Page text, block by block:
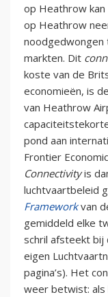
op Heathrow
op Heathrow
markten. Dit
koste van de
economieën, is
van Heathrow
pond aan
Frontier
Connectivityis
luchtvaartbeleid
Framework van
gemiddeld elke
schril afsteekt
eigen
pagina’s). Het
weer betwist: als